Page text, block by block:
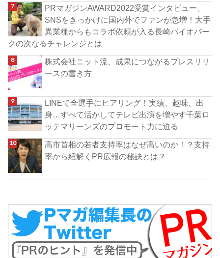
PRマガジンAWARD2022受賞インタビュー、
SNSをきっかけに国内外でファンが急増！大手
異業種からもコラボ依頼が入る長崎バイオパー
クの次なるチャレンジとは
株式会社ニット流、成果につながるプレスリリ
ースの書き方
LINEで全選手にヒアリング！実績、趣味、出
身…すべて活かしてテレビ出演を増やす千葉ロ
ッテマリーンズのプロモート力に迫る
高市首相の若者支持率はなぜ高いのか！？支持
率から紐解くPR広報の秘訣とは？